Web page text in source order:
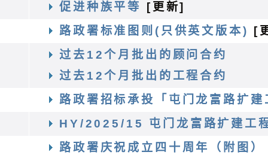
促进种族平等
[更新]
路政署标准图则(只供英文版本)
[
过去12个月批出的顾问合约
过去12个月批出的工程合约
路政署招标承投「屯门龙富路扩建
HY/2025/15 屯门龙富路扩建工
路政署庆祝成立四十周年（附图）